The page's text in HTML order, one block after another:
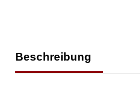
Beschreibung